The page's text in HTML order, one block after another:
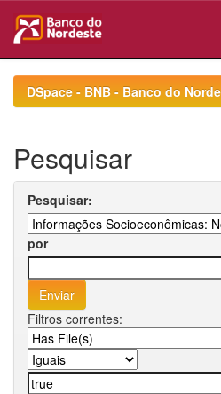
navigationDSpace - BNB - Banco do
Pesquisar
Pesquisar:
por
Filtros correntes: